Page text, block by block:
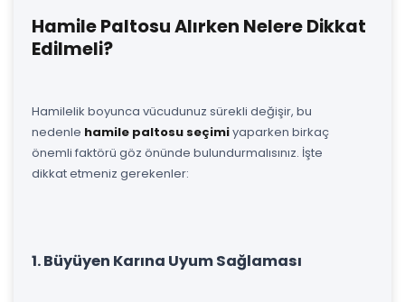
Hamile Paltosu Alırken Nelere Dikkat
Edilmeli?
Hamilelik boyunca vücudunuz sürekli değişir, bu
nedenle hamile paltosu seçimiyaparken birkaç
önemli faktörü göz önünde bulundurmalısınız. İşte
dikkat etmeniz gerekenler:
1. Büyüyen Karına Uyum Sağlaması